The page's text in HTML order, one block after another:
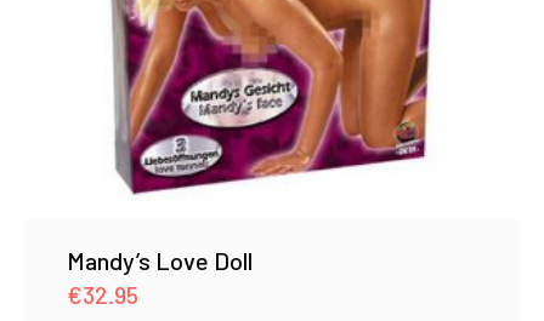
Mandy’s Love Doll
€32.95